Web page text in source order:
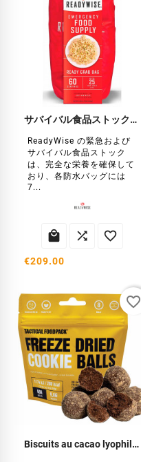
サバイバル食品ストック25年
ReadyWise の緊急および
サバイバル食品ストック
は、完全な栄養を確保して
おり、各防水バッグには
7...
  
€209.00
Biscuits au cacao lyophilisés
favorite_border